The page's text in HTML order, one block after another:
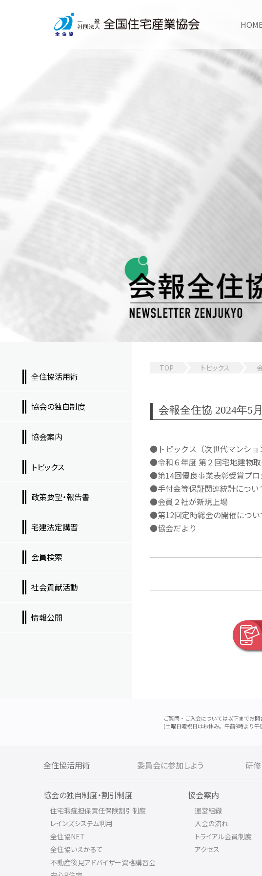
TOP トピックス
会報全住協 2024年5
●トピックス（次世代マンショ
●令和６年度 第２回宅地建物
●第14回優良事業表彰受賞プロ
●手付金等保証関連統計につい
●会員２社が新規上場
●第12回定時総会の開催につい
●協会だより
全住協活用術
協会の独自制度
協会案内
トピックス
政策要望・報告書
宅建法定講習
会員検索
社会貢献活動
情報公開
ご質問・ご入会については以下までお問
(土曜日曜祝日はお休み。午前9時より午
全住協活用術 委員会に参加しよう 研
協会の独自制度・割引制度
住宅瑕疵担保責任保険割引制度
レインズシステム利用
全住協NET
全住協いえかるて
不動産後見アドバイザー資格講習会
協会案内
運営組織
入会の流れ
トライアル会員制度
アクセス